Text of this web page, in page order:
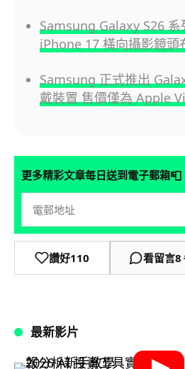
Samsung Galaxy S26
iPhone 17 橫向攝影鏡頭
Samsung 正式推出
戴裝置 售價僅為 Apple
更多精彩文章每日送到電子郵箱📮
讚好110 看留言8
最新影片